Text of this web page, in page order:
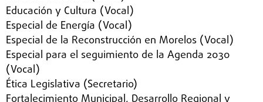
Educación y Cultura (Vocal)
Especial de Energía (Vocal)
Especial de la Reconstrucción en Morelos (Vocal)
Especial para el seguimiento de la Agenda 2030
(Vocal)
Ética Legislativa (Secretario)